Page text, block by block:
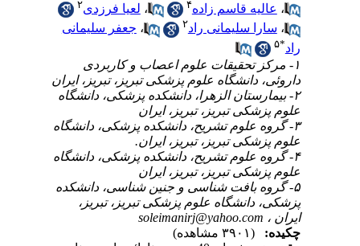
،عالیه قاسم زاده ،لعیا فرزدی
،سارا سلیمانی راد ۲ ،جعفر سلیمانی
راد * ۵
۱- مرکز تحقیقات علوم اعصاب و کاربردی
داروئی، دانشگاه علوم پزشکی تبریز، تبریز، ایران
۲- بیمارستان الزهرا، دانشکده پزشکی، دانشگاه
علوم پزشکی تبریز، تبریز، ایران
۳- گروه علوم تشریح، دانشکده پزشکی، دانشگاه
علوم پزشکی تبریز، تبریز، ایران.
۴- گروه علوم تشریح، دانشکده پزشکی، دانشگاه
علوم پزشکی تبریز، تبریز، ایران
۵- گروه بافت شناسی و جنین شناسی، دانشکده
پزشکی، دانشگاه علوم پزشکی تبریز، تبریز،
ایران ، soleimanirj@yahoo.com
چکیده: